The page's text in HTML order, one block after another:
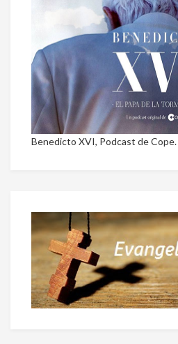
Benedicto XVI, Podcast de Cope.